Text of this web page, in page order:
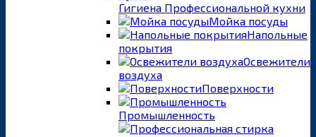
Гигиена Профессиональной кухни
Мойка посуды
Напольные
покрытия
Освежители
воздуха
Поверхности
Промышленность